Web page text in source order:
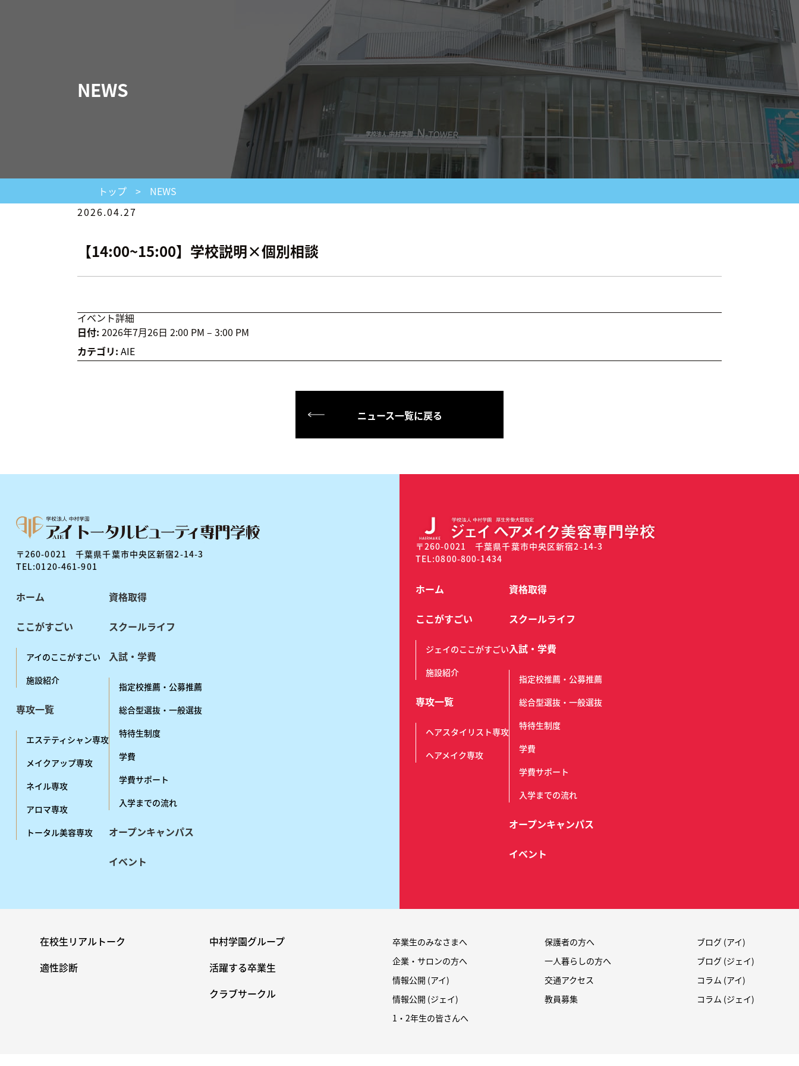
NEWS
トップ >
NEWS
2026.04.27
【14:00~15:00】学校説明×個別相談
イベント詳細
日付: 2026年7月26日 2:00 PM – 3:00 PM
カテゴリ: AIE
ニュース一覧に戻る
〒260-0021 千葉県千葉市中央区新宿2-14-3
TEL:0120-461-901
ホーム
ここがすごい
アイのここがすごい
施設紹介
専攻一覧
エステティシャン専攻
メイクアップ専攻
ネイル専攻
アロマ専攻
トータル美容専攻
資格取得
スクールライフ
入試・学費
指定校推薦・公募推薦
総合型選抜・一般選抜
特待生制度
学費
学費サポート
入学までの流れ
オープンキャンパス
イベント
〒260-0021 千葉県千葉市中央区新宿2-14-3
TEL:0800-800-1434
ホーム
ここがすごい
ジェイのここがすごい
施設紹介
専攻一覧
ヘアスタイリスト専攻
ヘアメイク専攻
資格取得
スクールライフ
入試・学費
指定校推薦・公募推薦
総合型選抜・一般選抜
特待生制度
学費
学費サポート
入学までの流れ
オープンキャンパス
イベント
在校生リアルトーク
適性診断
中村学園グループ
活躍する卒業生
クラブサークル
卒業生のみなさまへ
企業・サロンの方へ
情報公開 (アイ)
情報公開 (ジェイ)
1・2年生の皆さんへ
保護者の方へ
一人暮らしの方へ
交通アクセス
教員募集
ブログ (アイ)
ブログ (ジェイ)
コラム (アイ)
コラム (ジェイ)